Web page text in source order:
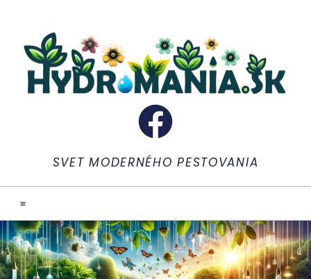
SVET MODERNÉHO PESTOVANIA